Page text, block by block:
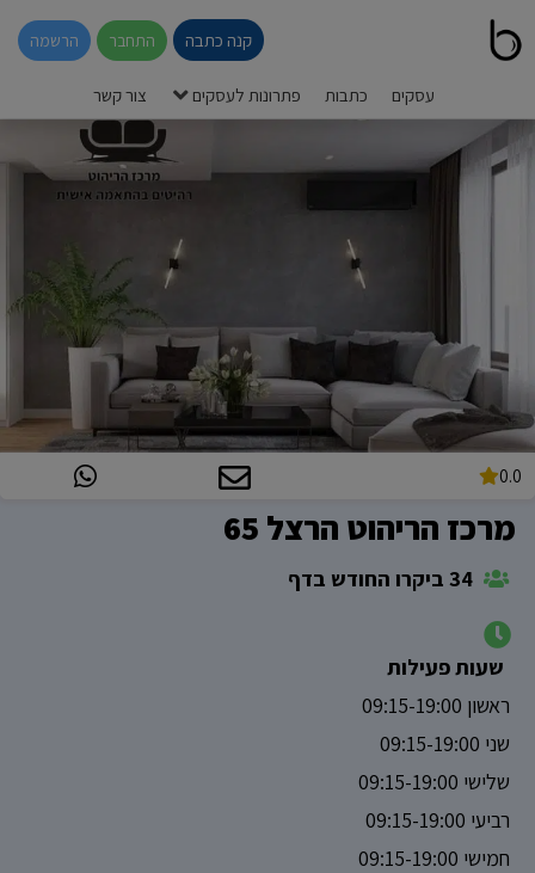
קנה כתבה התחבר הרשמה
עסקים כתבות פתרונות לעסקים צור קשר
0.0
מרכז הריהוט הרצל 65
שעות פעילות
ראשון 09:15-19:00
שני 09:15-19:00
שלישי 09:15-19:00
רביעי 09:15-19:00
חמישי 09:15-19:00